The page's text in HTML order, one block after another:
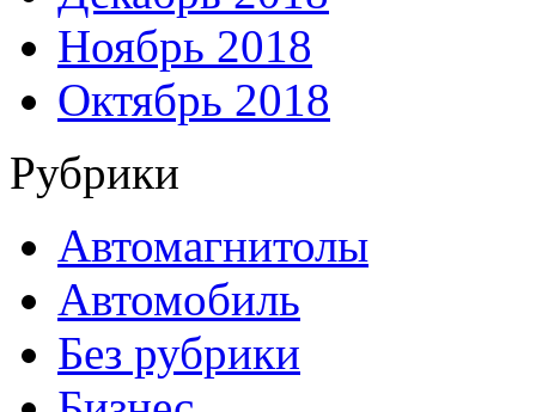
Ноябрь 2018
Октябрь 2018
Рубрики
Автомагнитолы
Автомобиль
Без рубрики